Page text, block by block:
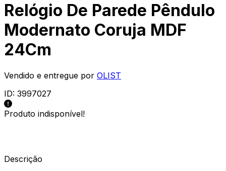
Relógio De Parede Pêndulo
Modernato Coruja MDF
24Cm
Vendido e entregue por OLIST
ID: 3997027
Produto indisponível!
Descrição